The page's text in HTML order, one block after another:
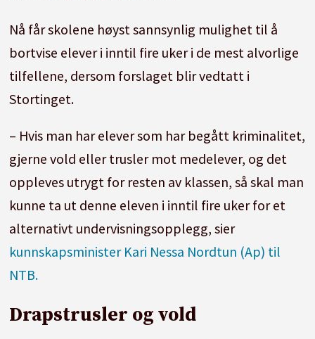
Nå får skolene høyst sannsynlig mulighet til å
bortvise elever i inntil fire uker i de mest alvorlige
tilfellene, dersom forslaget blir vedtatt i
Stortinget.
– Hvis man har elever som har begått kriminalitet,
gjerne vold eller trusler mot medelever, og det
oppleves utrygt for resten av klassen, så skal man
kunne ta ut denne eleven i inntil fire uker for et
alternativt undervisningsopplegg, sier
kunnskapsminister Kari Nessa Nordtun (Ap) til
NTB.
Drapstrusler og vold